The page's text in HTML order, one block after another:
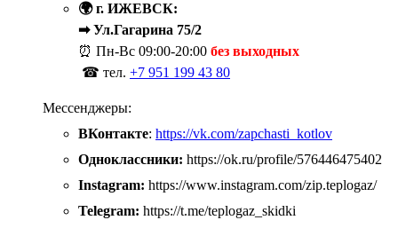
🌍 г. ИЖЕВСК:
➡ Ул.Гагарина 75/2
⏰ Пн-Вс 09:00-20:00 без выходных
☎ тел. +7 951 199 43 80
Мессенджеры:
ВКонтакте: https://vk.com/zapchasti_kotlov
Одноклассники: https://ok.ru/profile/576446475402
Instagram: https://www.instagram.com/zip.teplogaz/
Telegram: https://t.me/teplogaz_skidki